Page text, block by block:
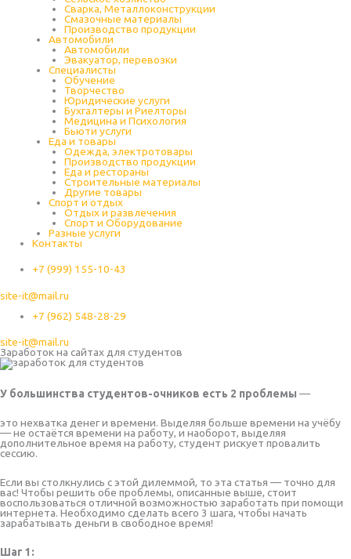
Сварка, Металлоконструкции
Cмазочные материалы
Производство продукции
Автомобили
Автомобили
Эвакуатор, перевозки
Специалисты
Обучение
Творчество
Юридические услуги
Бухгалтеры и Риелторы
Медицина и Психология
Бьюти услуги
Еда и товары
Одежда, электротовары
Производство продукции
Еда и рестораны
Строительные материалы
Другие товары
Спорт и отдых
Отдых и развлечения
Спорт и Оборудование
Разные услуги
Контакты
+7 (999) 155-10-43
site-it@mail.ru
+7 (962) 548-28-29
site-it@mail.ru
Заработок на сайтах для студентов
У большинства студентов-очников есть 2 проблемы —
это нехватка денег и времени. Выделяя больше времени на учёбу
— не остаётся времени на работу, и наоборот, выделяя
дополнительное время на работу, студент рискует провалить
сессию.
Если вы столкнулись с этой дилеммой, то эта статья — точно для
вас! Чтобы решить обе проблемы, описанные выше, стоит
воспользоваться отличной возможностью заработать при помощи
интернета. Необходимо сделать всего 3 шага, чтобы начать
зарабатывать деньги в свободное время!
Шаг 1: